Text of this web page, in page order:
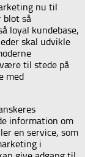
nu til
blot så
loyal kundebase,
skal udvikle
til stede på
med
information om
en service, som
i